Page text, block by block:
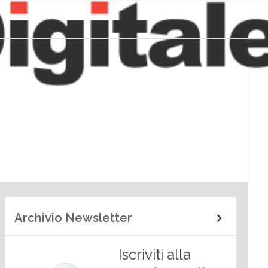
Archivio Newsletter
Iscriviti alla